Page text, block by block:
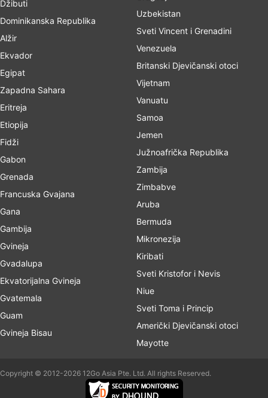
Džibuti
Dominikanska Republika
Alžir
Ekvador
Egipat
Zapadna Sahara
Eritreja
Etiopija
Fidži
Gabon
Grenada
Francuska Gvajana
Gana
Gambija
Gvineja
Gvadalupa
Ekvatorijalna Gvineja
Gvatemala
Guam
Gvineja Bisau
Uzbekistan
Sveti Vincent i Grenadini
Venezuela
Britanski Djevičanski otoci
Vijetnam
Vanuatu
Samoa
Jemen
Južnoafrička Republika
Zambija
Zimbabve
Aruba
Bermuda
Mikronezija
Kiribati
Sveti Kristofor i Nevis
Niue
Sveti Toma i Princip
Američki Djevičanski otoci
Mayotte
Copyright © 2012-2026 12Go Asia Pte. Ltd. All rights Reserved.